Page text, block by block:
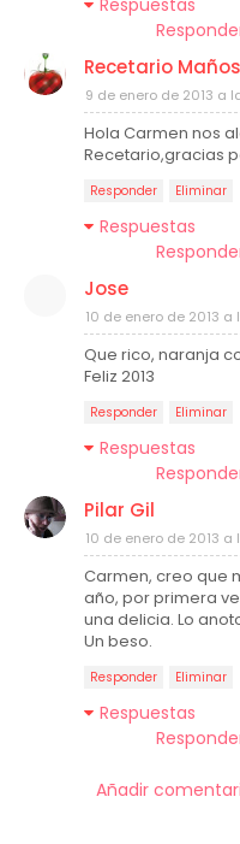
Recetario
9 de enero de 2013 a
Hola Carmen nos
Recetario,gracias
Responder Eliminar
Respuestas
Jose
10 de enero de 2013 a
Que rico, naranja
Feliz 2013
Responder Eliminar
Respuestas
Pilar Gil
10 de enero de 2013 a
Carmen, creo que
año, por primera
una delicia. Lo
Un beso.
Responder Eliminar
Respuestas
Añadir